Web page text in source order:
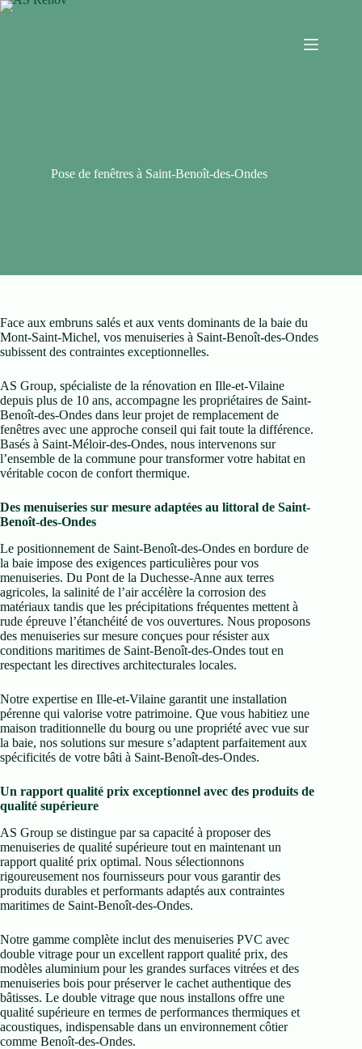
Pose de fenêtres à Saint-Benoît-des-Ondes
Face aux embruns salés et aux vents dominants de la baie du
Mont-Saint-Michel, vos menuiseries à Saint-Benoît-des-Ondes
subissent des contraintes exceptionnelles.
AS Group, spécialiste de la rénovation en Ille-et-Vilaine
depuis plus de 10 ans, accompagne les propriétaires de Saint-
Benoît-des-Ondes dans leur projet de remplacement de
fenêtres avec une approche conseil qui fait toute la différence.
Basés à Saint-Méloir-des-Ondes, nous intervenons sur
l’ensemble de la commune pour transformer votre habitat en
véritable cocon de confort thermique.
Des menuiseries sur mesure adaptées au littoral de Saint-
Benoît-des-Ondes
Le positionnement de Saint-Benoît-des-Ondes en bordure de
la baie impose des exigences particulières pour vos
menuiseries. Du Pont de la Duchesse-Anne aux terres
agricoles, la salinité de l’air accélère la corrosion des
matériaux tandis que les précipitations fréquentes mettent à
rude épreuve l’étanchéité de vos ouvertures. Nous proposons
des menuiseries sur mesure conçues pour résister aux
conditions maritimes de Saint-Benoît-des-Ondes tout en
respectant les directives architecturales locales.
Notre expertise en Ille-et-Vilaine garantit une installation
pérenne qui valorise votre patrimoine. Que vous habitiez une
maison traditionnelle du bourg ou une propriété avec vue sur
la baie, nos solutions sur mesure s’adaptent parfaitement aux
spécificités de votre bâti à Saint-Benoît-des-Ondes.
Un rapport qualité prix exceptionnel avec des produits de
qualité supérieure
AS Group se distingue par sa capacité à proposer des
menuiseries de qualité supérieure tout en maintenant un
rapport qualité prix optimal. Nous sélectionnons
rigoureusement nos fournisseurs pour vous garantir des
produits durables et performants adaptés aux contraintes
maritimes de Saint-Benoît-des-Ondes.
Notre gamme complète inclut des menuiseries PVC avec
double vitrage pour un excellent rapport qualité prix, des
modèles aluminium pour les grandes surfaces vitrées et des
menuiseries bois pour préserver le cachet authentique des
bâtisses. Le double vitrage que nous installons offre une
qualité supérieure en termes de performances thermiques et
acoustiques, indispensable dans un environnement côtier
comme Benoît-des-Ondes.